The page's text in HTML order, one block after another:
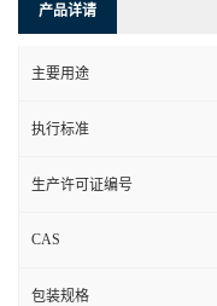
产品详请
主要用途
执行标准
生产许可证编号
CAS
包装规格